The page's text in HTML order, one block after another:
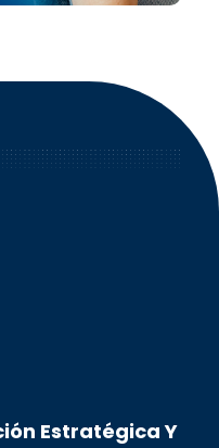
Estratégica Y